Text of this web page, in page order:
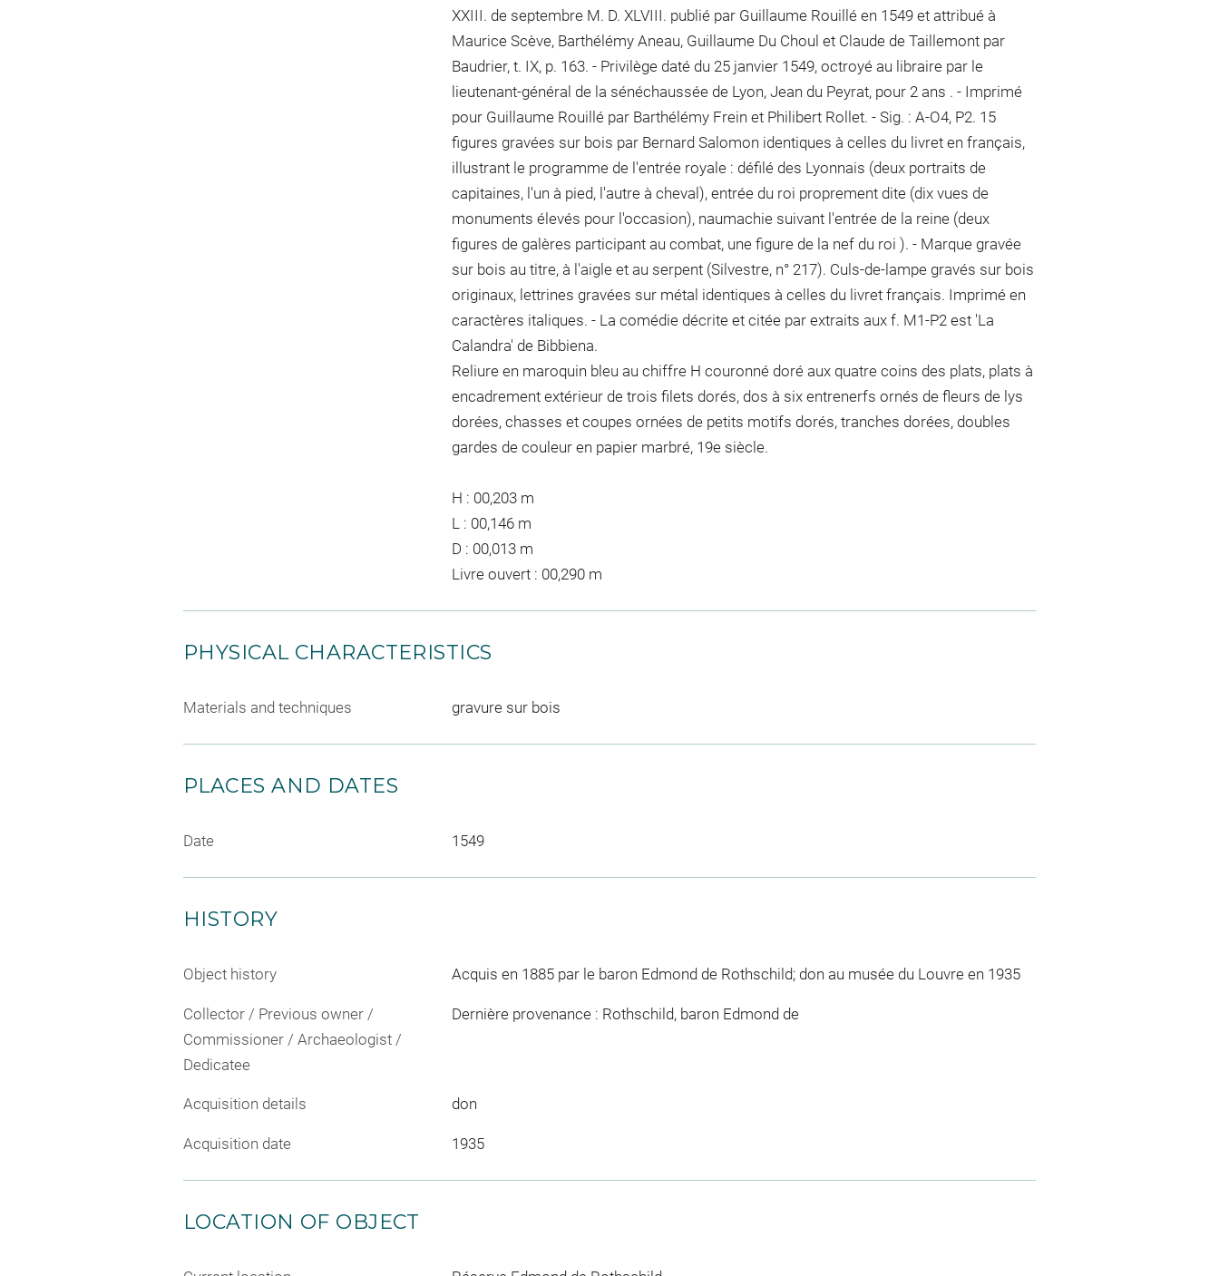
XXIII. de septembre M. D. XLVIII. publié par Guillaume Rouillé en 1549 et attribué à
Maurice Scève, Barthélémy Aneau, Guillaume Du Choul et Claude de Taillemont par
Baudrier, t. IX, p. 163. - Privilège daté du 25 janvier 1549, octroyé au libraire par le
lieutenant-général de la sénéchaussée de Lyon, Jean du Peyrat, pour 2 ans . - Imprimé
pour Guillaume Rouillé par Barthélémy Frein et Philibert Rollet. - Sig. : A-O4, P2. 15
figures gravées sur bois par Bernard Salomon identiques à celles du livret en français,
illustrant le programme de l'entrée royale : défilé des Lyonnais (deux portraits de
capitaines, l'un à pied, l'autre à cheval), entrée du roi proprement dite (dix vues de
monuments élevés pour l'occasion), naumachie suivant l'entrée de la reine (deux
figures de galères participant au combat, une figure de la nef du roi ). - Marque gravée
sur bois au titre, à l'aigle et au serpent (Silvestre, n° 217). Culs-de-lampe gravés sur bois
originaux, lettrines gravées sur métal identiques à celles du livret français. Imprimé en
caractères italiques. - La comédie décrite et citée par extraits aux f. M1-P2 est 'La
Calandra' de Bibbiena.
Reliure en maroquin bleu au chiffre H couronné doré aux quatre coins des plats, plats à
encadrement extérieur de trois filets dorés, dos à six entrenerfs ornés de fleurs de lys
dorées, chasses et coupes ornées de petits motifs dorés, tranches dorées, doubles
gardes de couleur en papier marbré, 19e siècle.
H : 00,203 m
L : 00,146 m
D : 00,013 m
Livre ouvert : 00,290 m
PHYSICAL CHARACTERISTICS
Materials and techniques gravure sur bois
PLACES AND DATES
Date 1549
HISTORY
Object history Acquis en 1885 par le baron Edmond de Rothschild; don au musée du Louvre en 1935
Collector / Previous owner /
Commissioner / Archaeologist /
Dedicatee
Dernière provenance : Rothschild, baron Edmond de
Acquisition details don
Acquisition date 1935
LOCATION OF OBJECT